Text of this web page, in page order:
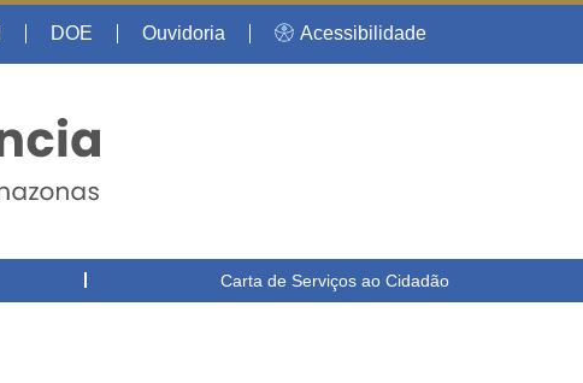
DOE Ouvidoria Acessibilidade
Carta de Serviços ao Cidadão